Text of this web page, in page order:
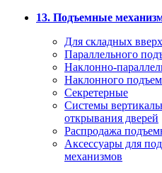
13. Подъемные
Для складных
Параллельного
Наклонно-
Наклонного
Секретерные
Системы
открывания дверей
Распродажа
Аксессуары для
механизмов